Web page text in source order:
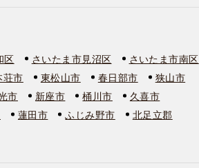
区 さいたま市見沼区
さいたま市南区
荘市 東松山市 春日部市
狭山市
市 新座市 桶川市
久喜市
蓮田市 ふじみ野市
北足立郡